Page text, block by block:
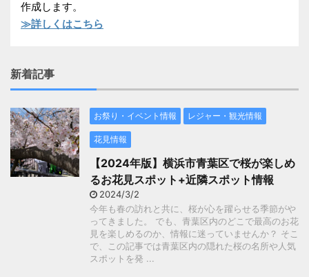
作成します。
≫詳しくはこちら
新着記事
お祭り・イベント情報 レジャー・観光情報
花見情報
【2024年版】横浜市青葉区で桜が楽しめ
るお花見スポット+近隣スポット情報
2024/3/2
今年も春の訪れと共に、桜が心を躍らせる季節がや
ってきました。 でも、青葉区内のどこで最高のお花
見を楽しめるのか、情報に迷っていませんか？ そこ
で、この記事では青葉区内の隠れた桜の名所や人気
スポットを発 ...